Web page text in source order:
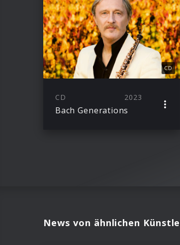
CD
CD 2023
Bach Generations
News von ähnlichen